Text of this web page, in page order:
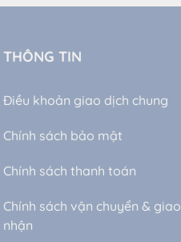
THÔNG TIN
Điều khoản giao dịch chung
Chính sách bảo mật
Chính sách thanh toán
Chính sách vận chuyển & giao
nhận